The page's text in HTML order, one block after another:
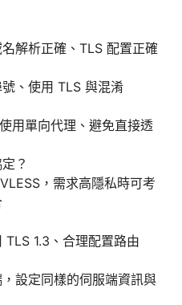
解析正確、TLS 配置正確
、使用 TLS 與混淆
用單向代理、避免直接透
？
，需求高隱私時可考
1.3、合理配置路由
設定同樣的伺服端資訊與